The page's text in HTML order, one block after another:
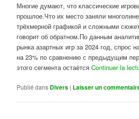
Многие думают, что классические
прошлое.Что их место заняли
трёхмерной графикой и сложными
говорит об обратном.По данным
рынка азартных игр за 2024 год, спрос
на 23% по сравнению с предыдущим
этого сегмента остаётсяContinuer la
Publié dans Divers | Laisser un